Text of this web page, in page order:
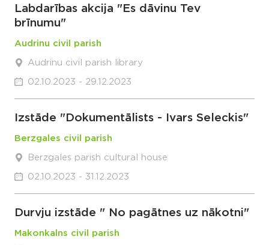
Labdarības akcija "Es dāvinu Tev
brīnumu"
Audrinu civil parish
Audrinu civil parish library
02.10.2023 - 29.12.2023
Izstāde "Dokumentālists - Ivars Seleckis"
Berzgales civil parish
Berzgales parish cultural house
02.10.2023 - 31.12.2023
Durvju izstāde " No pagātnes uz nākotni"
Makonkalns civil parish